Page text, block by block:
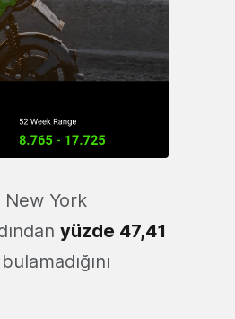
New York
yüzde 47,41